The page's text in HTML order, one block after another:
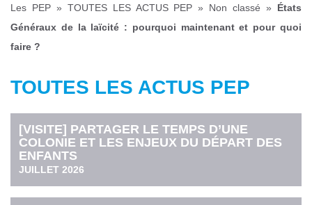
Les PEP» TOUTES LES ACTUS PEP » Non classé » États
Généraux de la laïcité : pourquoi maintenant et pour quoi
faire ?
TOUTES LES ACTUS PEP
[VISITE] PARTAGER LE TEMPS D’UNE
COLONIE ET LES ENJEUX DU DÉPART DES
ENFANTS
JUILLET 2026